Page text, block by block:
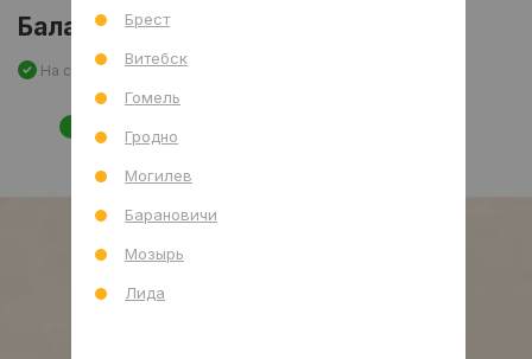
Баланс Кремовый мат. 60x120 R
На складе Артикул: 0000031319
Брест
Витебск
Гомель
Гродно
Могилев
Барановичи
Мозырь
Лида